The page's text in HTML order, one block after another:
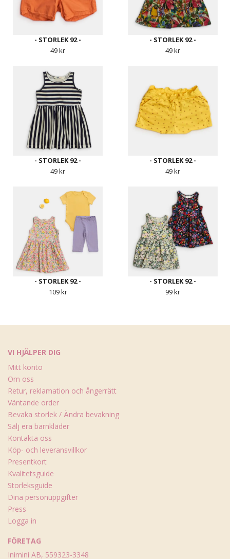
- STORLEK 92 -
49 kr
- STORLEK 92 -
49 kr
- STORLEK 92 -
49 kr
- STORLEK 92 -
49 kr
- STORLEK 92 -
109 kr
- STORLEK 92 -
99 kr
VI HJÄLPER DIG
Mitt konto
Om oss
Retur, reklamation och ångerrätt
Väntande order
Bevaka storlek / Ändra bevakning
Sälj era barnkläder
Kontakta oss
Köp- och leveransvillkor
Presentkort
Kvalitetsguide
Storleksguide
Dina personuppgifter
Press
Logga in
FÖRETAG
Inimini AB, 559323-3348